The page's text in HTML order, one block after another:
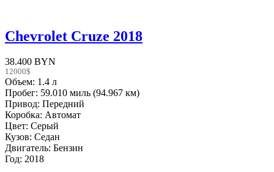
Chevrolet Cruze 2018
38.400 BYN
12000$
Объем: 1.4 л
Пробег: 59.010 миль (94.967 км)
Привод: Передний
Коробка: Автомат
Цвет: Серый
Кузов: Седан
Двигатель: Бензин
Год: 2018